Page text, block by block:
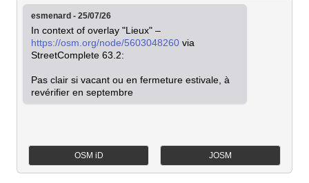
esmenard - 25/07/26
https://osm.org/node/5603048260 via
StreetComplete 63.2:
Pas clair si vacant ou en fermeture estivale, à
revérifier en septembre
OSM iD JOSM